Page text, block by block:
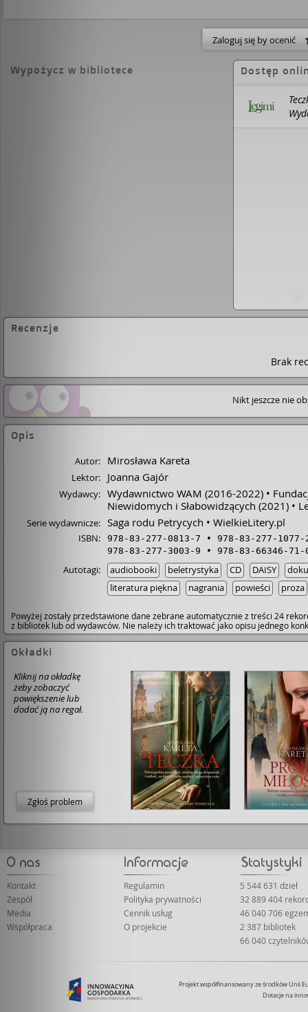
rzeczywistość i działania władz, które nie
człowiekowi możliwości wyboru.
życiorysach, nieuleczonych ranach i
[https://lubimyczytac.pl/ksiazka/4808598/
Zaloguj się by ocenić
Wypożycz w bibliotece Dostęp
Recenzje
Brak
Nikt jeszcze nie
Opis
Autor: Mirosława Kareta
Lektor: Joanna Gajór
Wydawcy: Wydawnictwo WAM (2016-2022)
Niewidomych i Słabowidzących (2021)
Serie wydawnicze: Saga rodu Petrycych WielkieLitery.pl
ISBN: 978-83-277-0813-7
978-83-277-1077-
978-83-277-3003-9
978-83-66346-71-
Autotagi: audiobooki beletrystyka CD DAISY
literatura piękna
nagrania powieści proza
Powyżej zostały przedstawione dane zebrane automatycznie z treści 24
z bibliotek lub od wydawców. Nie należy ich traktować jako opisu jednego
Okładki
Kliknij na okładkę
żeby zobaczyć
powiększenie lub
dodać ją na regał.
Zgłoś problem
Kontakt
Zespół
Media
Współpraca
Regulamin
Polityka prywatności
Cennik usług
O projekcie
5 544 631 dzieł
32 889 404
46 040 706
2 387 bibliotek
66 040
Projekt współfinansowany ze środków Unii
Dotacje na